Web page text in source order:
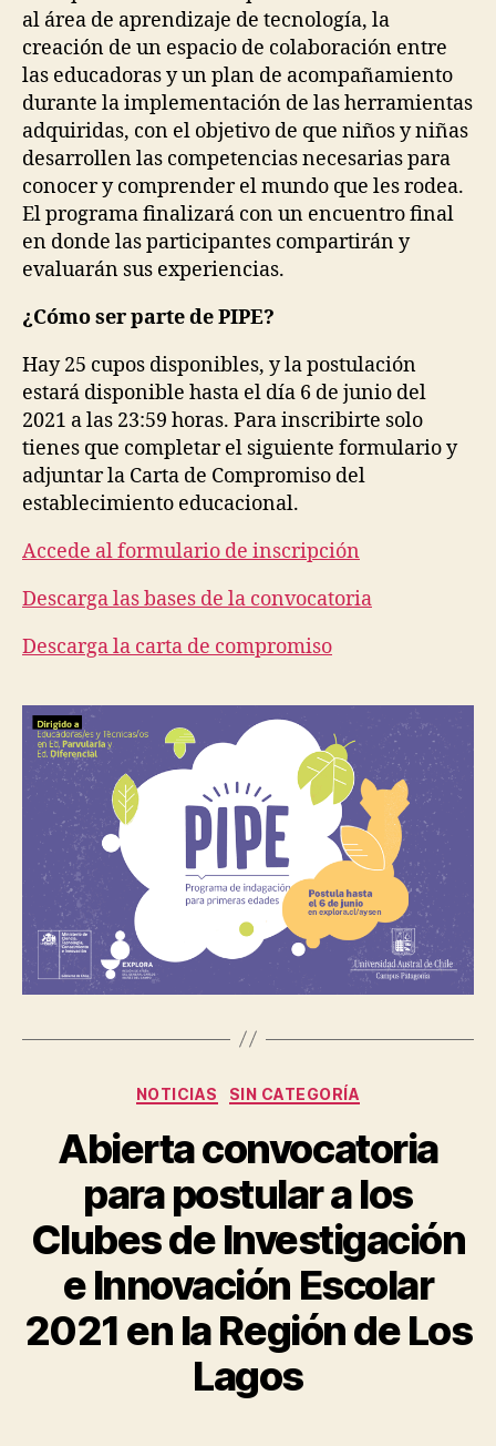
al área de aprendizaje de tecnología, la
creación de un espacio de colaboración entre
las educadoras y un plan de acompañamiento
durante la implementación de las herramientas
adquiridas, con el objetivo de que niños y niñas
desarrollen las competencias necesarias para
conocer y comprender el mundo que les rodea.
El programa finalizará con un encuentro final
en donde las participantes compartirán y
evaluarán sus experiencias.
¿Cómo ser parte de PIPE?
Hay 25 cupos disponibles, y la postulación
estará disponible hasta el día 6 de junio del
2021 a las 23:59 horas. Para inscribirte solo
tienes que completar el siguiente formulario y
adjuntar la Carta de Compromiso del
establecimiento educacional.
Accede al formulario de inscripción
Descarga las bases de la convocatoria
Descarga la carta de compromiso
Categorías
NOTICIAS SIN CATEGORÍA
Abierta convocatoria
para postular a los
Clubes de Investigación
e Innovación Escolar
2021 en la Región de Los
Lagos